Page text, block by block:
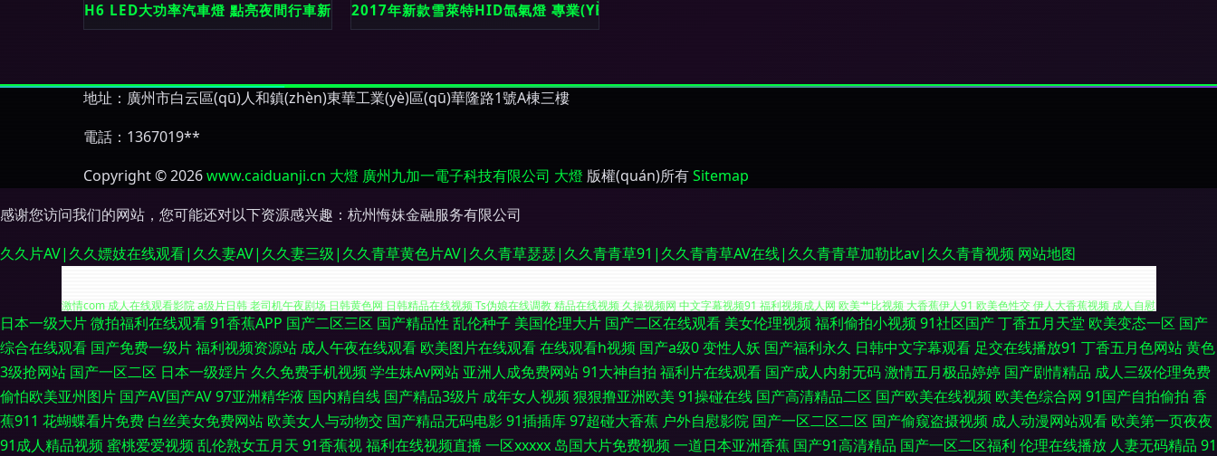
H6 LED大功率汽車燈 點亮夜間行車新體驗——東莞市華建光電科技推薦2017年新款雪萊特HID氙氣燈 專業(YÈ)級改裝體驗與超亮之光
地址：廣州市白云區(qū)人和鎮(zhèn)東華工業(yè)區(qū)華隆路1號A棟三樓
電話：1367019**
Copyright © 2026www.caiduanji.cn 大燈 廣州九加一電子科技有限公司 大燈 版權(quán)所有Sitemap
感谢您访问我们的网站，您可能还对以下资源感兴趣：杭州悔妹金融服务有限公司
久久片AV|久久嫖妓在线观看|久久妻AV|久久妻三级|久久青草黄色片AV|久久青草瑟瑟|久久青青草91|久久青青草AV在线|久久青青草加勒比av|久久青青视频 网站地图
深夜绯色影院 熟女视频91 巨乳性交 伊人大香蕉人综合 丰满熟女视频 欧美少妇A级片 午夜激情爱爱 白丝自慰在线 九一看片不用下载 午夜剧场性爱一 含羞草影音 欧美色图第二页 www182午夜 欧美涩另类 青娱视频91 91爽爽 另类
激情com 成人在线观看影院 a级片日韩 老司机午夜剧场 日韩黄色网 日韩精品在线视频 Ts伪娘在线调教 精品在线视频 久操视频网 中文字幕视频91 福利视频成人网 欧美艹比视频 大香蕉伊人91 欧美色性交 伊人大香蕉视频 成人自慰
久久不插福利精品 三级文学天堂 91在线视频 丁香五香天堂网 亚洲国产第四页 99精品国产视频 国产91做爱 蜜芽鲍鱼精品 色图综合站 亚洲人妖无码 大香蕉五月天 久操视频网 亚洲变态另类 97电影午夜剧场 久草视频在线资源 日本
日本一级大片微拍福利在线观看91香蕉APP 国产二区三区 国产精品性 乱伦种子 美国伦理大片 国产二区在线观看 美女伦理视频 福利偷拍小视频 91社区国产丁香五月天堂 欧美变态一区 国产
综合在线观看 国产免费一级片福利视频资源站 成人午夜在线观看 欧美图片在线观看在线观看h视频 国产a级0变性人妖 国产福利永久 日韩中文字幕观看 足交在线播放91 丁香五月色网站黄色
3级抢网站 国产一区二区 日本一级婬片 久久免费手机视频 学生妹Av网站 亚洲人成免费网站91大神自拍 福利片在线观看 国产成人内射无码激情五月极品婷婷 国产剧情精品 成人三级伦理免费
偷怕欧美亚州图片 国产AV国产AV97亚洲精华液 国内精自线 国产精品3级片 成年女人视频 狠狠撸亚洲欧美 91操碰在线 国产高清精品二区 国产欧美在线视频 欧美色综合网 91国产自拍偷拍 香
蕉911 花蝴蝶看片免费 白丝美女免费网站 欧美女人与动物交 国产精品无码电影91插插库97超碰大香蕉 户外自慰影院 国产一区二区二区 国产偷窥盗摄视频 成人动漫网站观看 欧美第一页夜夜
91成人精品视频 蜜桃爱爱视频 乱伦熟女五月天 91香蕉视福利在线视频直播 一区xxxxx 岛国大片免费视频 一道日本亚洲香蕉 国产91高清精品 国产一区二区福利 伦理在线播放 人妻无码精品 91